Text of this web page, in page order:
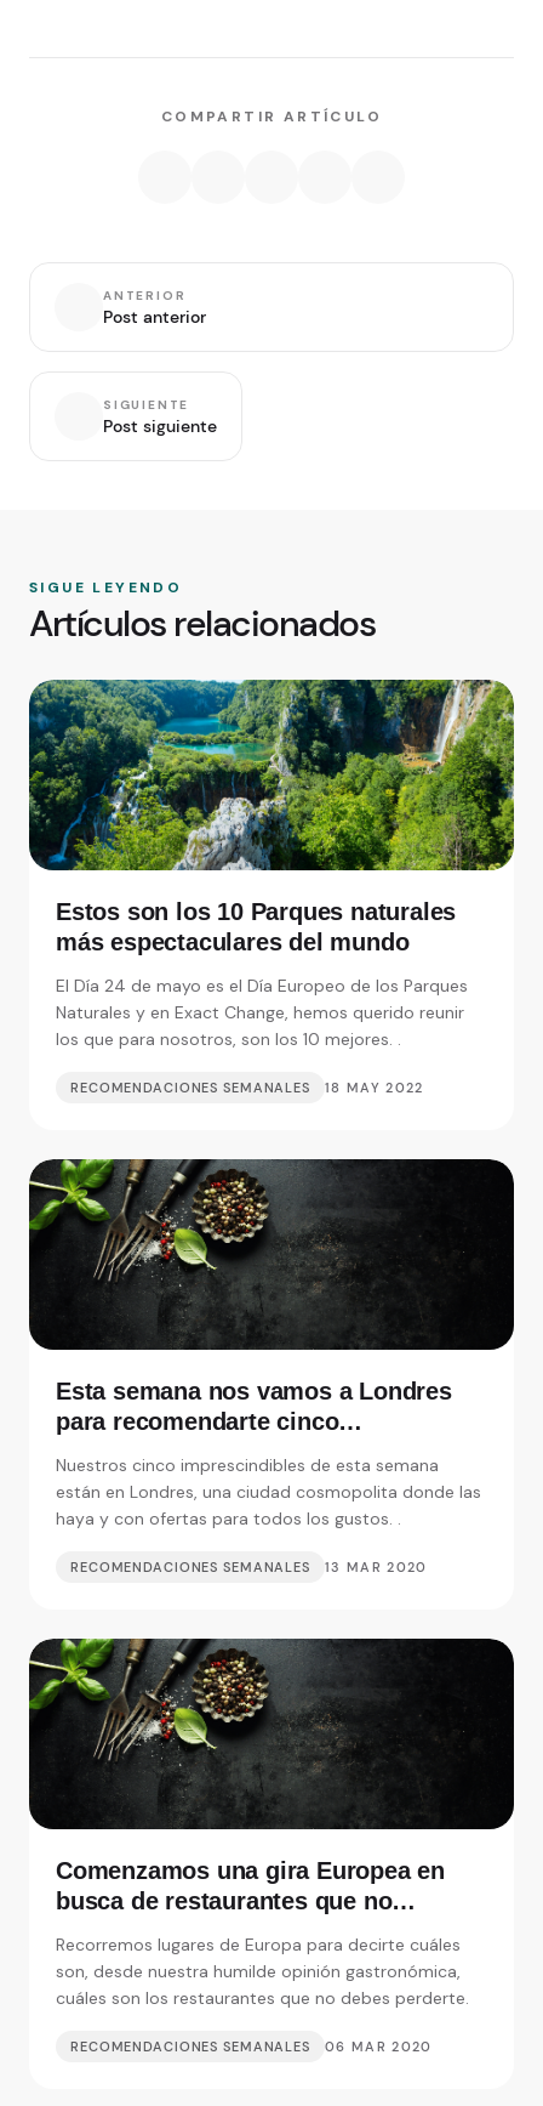
COMPARTIR ARTÍCULO
ANTERIOR
Post anterior
SIGUIENTE
Post siguiente
SIGUE LEYENDO
Artículos relacionados
Estos son los 10 Parques naturales
más espectaculares del mundo
El Día 24 de mayo es el Día Europeo de los Parques
Naturales y en Exact Change, hemos querido reunir
los que para nosotros, son los 10 mejores. .
RECOMENDACIONES SEMANALES 18 MAY 2022
Esta semana nos vamos a Londres
para recomendarte cinco
imprescindibles
Nuestros cinco imprescindibles de esta semana
están en Londres, una ciudad cosmopolita donde las
haya y con ofertas para todos los gustos. .
RECOMENDACIONES SEMANALES 13 MAR 2020
Comenzamos una gira Europea en
busca de restaurantes que no
Recorremos lugares de Europa para decirte cuáles
son, desde nuestra humilde opinión gastronómica,
cuáles son los restaurantes que no debes perderte.
RECOMENDACIONES SEMANALES 06 MAR 2020